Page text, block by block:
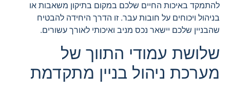
להתמקד באיכות החיים שלכם במקום בתיקון משאבות או
בניהול ויכוחים על חובות עבר. זו הדרך היחידה להבטיח
שהבניין שלכם יישאר נכס מניב ואיכותי לאורך עשורים.
שלושת עמודי התווך של
מערכת ניהול בניין מתקדמת